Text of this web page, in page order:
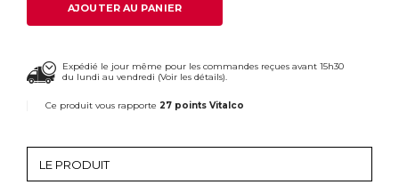
AJOUTER AU PANIER
Expédié le jour même pour les commandes reçues avant 15h30
du lundi au vendredi (Voir les détails).
Ce produit vous rapporte 27 points Vitalco